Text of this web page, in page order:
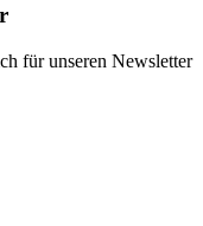
für unseren Newsletter